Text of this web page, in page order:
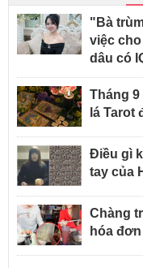
"Bà
việc
dâu có
Tháng 9
lá Tarot
Điều gì
tay của
Chàng
hóa